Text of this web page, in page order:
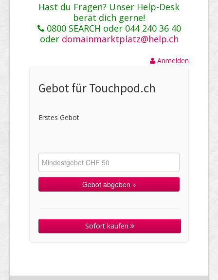
Hast du Fragen? Unser Help-Desk
berät dich gerne!
0800 SEARCH oder 044 240 36 40
oder domainmarktplatz@help.ch
Anmelden
Gebot für Touchpod.ch
Erstes Gebot
Sofort kaufen